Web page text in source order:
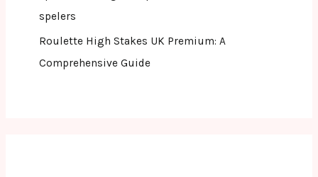
spelers
Roulette High Stakes UK Premium: A
Comprehensive Guide